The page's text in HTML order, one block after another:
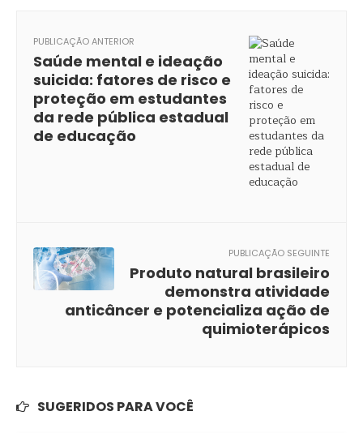
PUBLICAÇÃO ANTERIOR
Saúde mental e ideação
suicida: fatores de risco e
proteção em estudantes
da rede pública estadual
de educação
PUBLICAÇÃO SEGUINTE
Produto natural brasileiro
demonstra atividade
anticâncer e potencializa ação de
quimioterápicos
SUGERIDOS PARA VOCÊ